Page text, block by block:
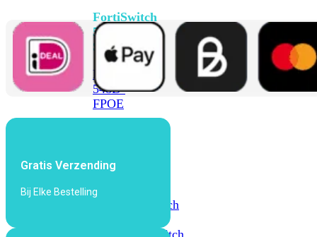
FortiSwitch
500
Series
FortiSwitch
548D-
FPOE
Series
FortiSwitch
FortiSwitch
FortiSwitch
Gratis Verzending
Bij Elke Bestelling